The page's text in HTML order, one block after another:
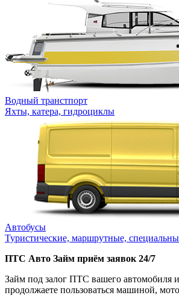
Водный транстпорт
Яхты, катера, гидроциклы
Автобусы
Туристические, маршрутные,
ПТС Авто Займ приём заявок 24/7
Займ под залог ПТС вашего автомобиля
продолжаете пользоваться машиной,